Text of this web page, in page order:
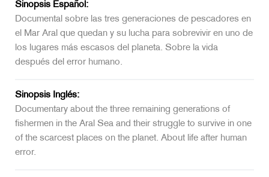
Sinopsis Español:
Documental sobre las tres generaciones de pescadores en
el Mar Aral que quedan y su lucha para sobrevivir en uno de
los lugares más escasos del planeta. Sobre la vida
después del error humano.
Sinopsis Inglés:
Documentary about the three remaining generations of
fishermen in the Aral Sea and their struggle to survive in one
of the scarcest places on the planet. About life after human
error.